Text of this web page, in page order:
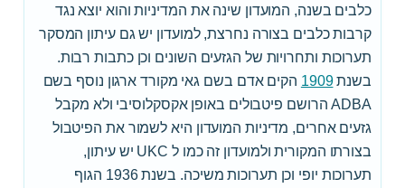
כלבים בשנה, המועדון שינה את המדיניות והוא יוצא נגד
קרבות כלבים בצורה נחרצת, למועדון יש גם עיתון המסקר
תערוכות ותחרויות של הגזעים השונים וכן כתבות רבות.
בשנת1909 הקים אדם בשם גאי מקורד ארגון נוסף בשם
ADBA הרושם פיטבולים באופן אקסקלוסיבי ולא מקבל
גזעים אחרים, מדיניות המועדון היא לשמור את הפיטבול
בצורתו המקורית ולמועדון זה כמו ל UKC יש עיתון,
תערוכות יופי וכן תערוכות משיכה. בשנת 1936 הגוף